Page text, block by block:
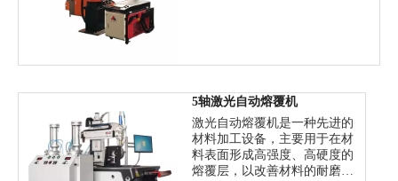
5轴激光自动熔覆机
激光自动熔覆机是一种先进的
材料加工设备，主要用于在材
料表面形成高强度、高硬度的
熔覆层，以改善材料的耐磨、